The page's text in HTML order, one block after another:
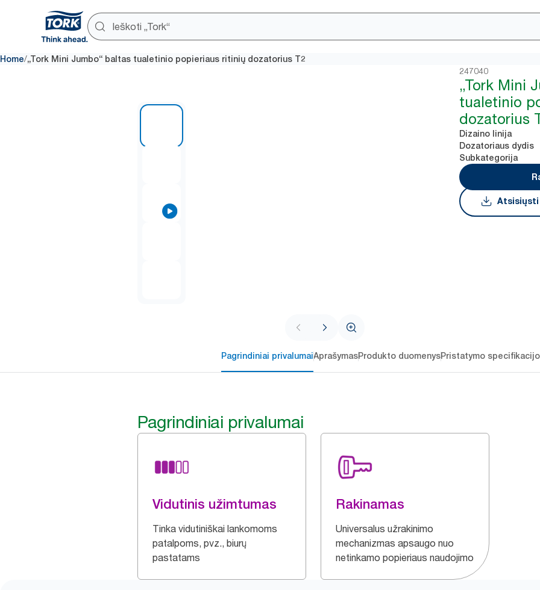
Home/„Tork Mini Jumbo“ baltas tualetinio popieriaus ritinių dozatorius T2
247040
„Tork Mini
tualetinio
dozatorius
Dizaino linija
Dozatoriaus dydis
Subkategorija
Atsisiųsti
Pagrindiniai privalumaiAprašymasProdukto duomenysPristatymo
Pagrindiniai privalumai
Vidutinis užimtumas
Tinka vidutiniškai lankomoms
patalpoms, pvz., biurų
pastatams
Rakinamas
Universalus užrakinimo
mechanizmas apsaugo nuo
netinkamo popieriaus naudojimo